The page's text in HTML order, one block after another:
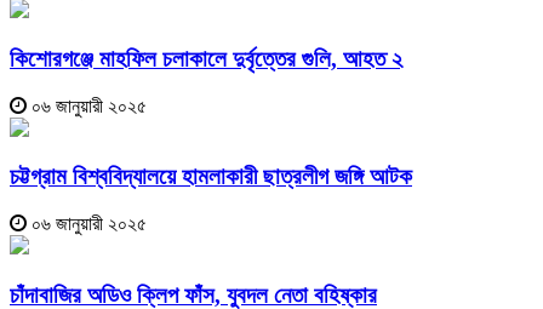
কিশোরগঞ্জে মাহফিল চলাকালে দুর্বৃত্তের গুলি, আহত ২
০৬ জানুয়ারী ২০২৫
চট্টগ্রাম বিশ্ববিদ্যালয়ে হামলাকারী ছাত্রলীগ জঙ্গি আটক
০৬ জানুয়ারী ২০২৫
চাঁদাবাজির অডিও ক্লিপ ফাঁস, যুবদল নেতা বহিষ্কার